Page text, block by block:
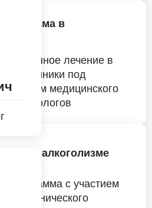
в
лечение в
клиники под
медицинского
наркологов
при алкоголизме
программа с участием
клинического